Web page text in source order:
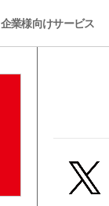
企業様向けサービス